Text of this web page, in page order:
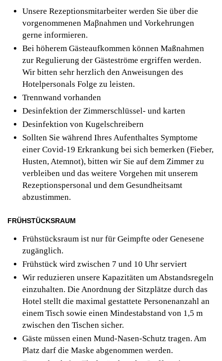
Unsere Rezeptionsmitarbeiter werden Sie über die
vorgenommenen Maβnahmen und Vorkehrungen
gerne informieren.
Bei höherem Gästeaufkommen können Maßnahmen
zur Regulierung der Gästeströme ergriffen werden.
Wir bitten sehr herzlich den Anweisungen des
Hotelpersonals Folge zu leisten.
Trennwand vorhanden
Desinfektion der Zimmerschlüssel- und karten
Desinfektion von Kugelschreibern
Sollten Sie während Ihres Aufenthaltes Symptome
einer Covid-19 Erkrankung bei sich bemerken (Fieber,
Husten, Atemnot), bitten wir Sie auf dem Zimmer zu
verbleiben und das weitere Vorgehen mit unserem
Rezeptionspersonal und dem Gesundheitsamt
abzustimmen.
FRÜHSTÜCKSRAUM
Frühstücksraum ist nur für Geimpfte oder Genesene
zugänglich.
Frühstück wird zwischen 7 und 10 Uhr serviert
Wir reduzieren unsere Kapazitäten um Abstandsregeln
einzuhalten. Die Anordnung der Sitzplätze durch das
Hotel stellt die maximal gestattete Personenanzahl an
einem Tisch sowie einen Mindestabstand von 1,5 m
zwischen den Tischen sicher.
Gäste müssen einen Mund-Nasen-Schutz tragen. Am
Platz darf die Maske abgenommen werden.